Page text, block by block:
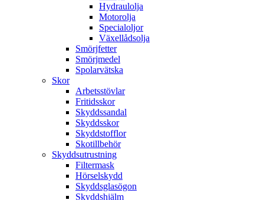
Hydraulolja
Motorolja
Specialoljor
Växellådsolja
Smörjfetter
Smörjmedel
Spolarvätska
Skor
Arbetsstövlar
Fritidsskor
Skyddssandal
Skyddsskor
Skyddstofflor
Skotillbehör
Skyddsutrustning
Filtermask
Hörselskydd
Skyddsglasögon
Skyddshjälm